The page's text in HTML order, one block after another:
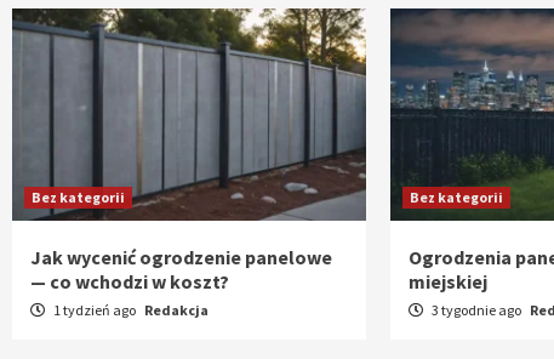
Bez kategorii
Jak wycenić ogrodzenie panelowe
— co wchodzi w koszt?
1 tydzień ago Redakcja
Bez kategorii
Ogrodzenia
miejskiej
3 tygodnie ago